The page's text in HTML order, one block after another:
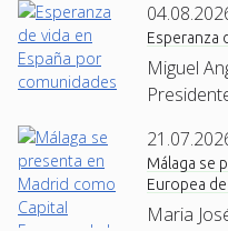
Esperanza
Miguel
Málaga se
Europea
Maria